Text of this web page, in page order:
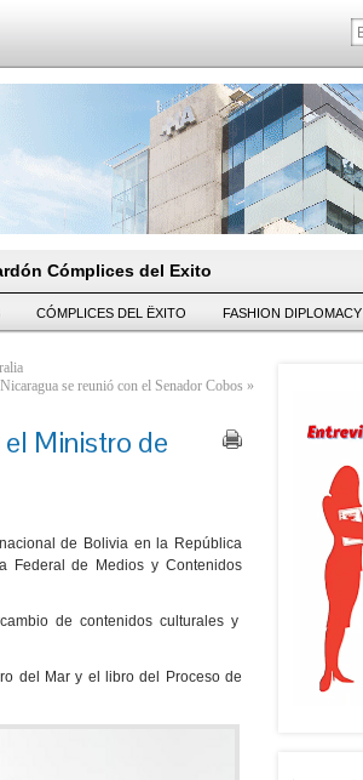
Cómplices del Exito
CÓMPLICES DEL ËXITO FASHION DIPLOMACY
se reunió con el Senador Cobos »
Ministro de
de Bolivia en la República
Federal de Medios y Contenidos
de contenidos culturales y
del Mar y el libro del Proceso de